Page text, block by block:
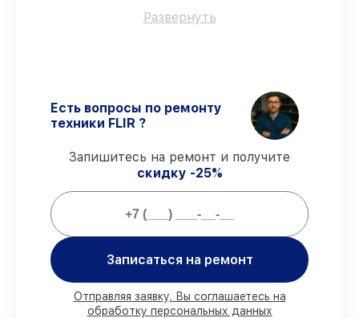
подтверждает уровень их
435001103 без задержек.
Поддержка после ремонта – все
гарантийной поддержкой до 3 лет.
Мы гарантируем:
80%
работ проводим с возможностью
личного присутствия владельца
деталей FLIR имеются на складе в
Краснодаре, остальные поступают
оперативно
Развернуть
Есть вопросы по ремонту
техники FLIR ?
Запишитесь на ремонт и получите
скидку -25%
Записаться на ремонт
Отправляя заявку, Вы соглашаетесь на
обработку персональных данных